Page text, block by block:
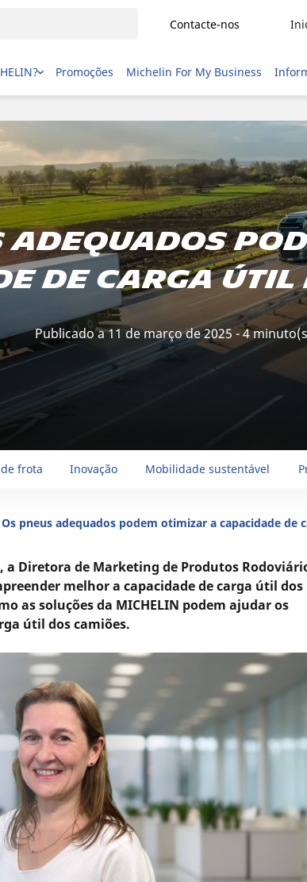
Contacte-nos
Promoções Michelin For My Business
adequados
de carga útil
Publicado a 11 de março de 2025 - 4
frota Inovação Mobilidade sustentável
Os pneus adequados podem otimizar a capacidade de
a Diretora de Marketing de Produtos
melhor a capacidade de carga útil dos
as soluções da MICHELIN podem ajudar os
útil dos camiões.